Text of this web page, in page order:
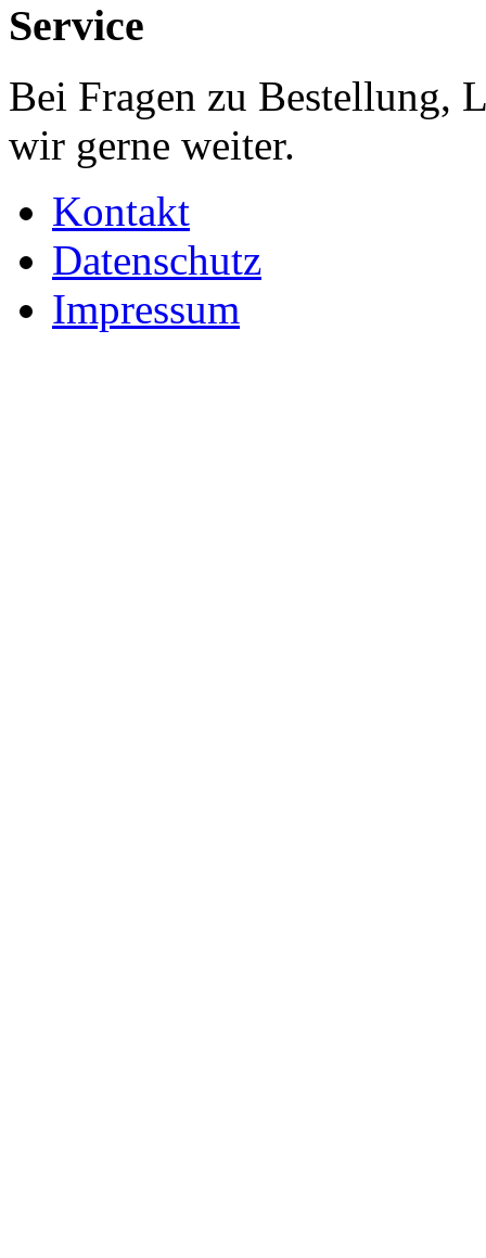
Service
Bei Fragen zu Bestellung,
wir gerne weiter.
Kontakt
Datenschutz
Impressum